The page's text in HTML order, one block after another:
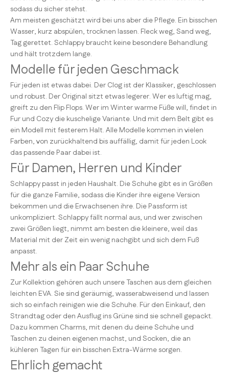
sodass du sicher stehst.
Am meisten geschätzt wird bei uns aber die Pflege. Ein bisschen
Wasser, kurz abspülen, trocknen lassen. Fleck weg, Sand weg,
Tag gerettet. Schlappy braucht keine besondere Behandlung
und hält trotzdem lange.
Modelle für jeden Geschmack
Für jeden ist etwas dabei. Der Clog ist der Klassiker, geschlossen
und robust. Der Original sitzt etwas legerer. Wer es luftig mag,
greift zu den Flip Flops. Wer im Winter warme Füße will, findet in
Fur und Cozy die kuschelige Variante. Und mit dem Belt gibt es
ein Modell mit festerem Halt. Alle Modelle kommen in vielen
Farben, von zurückhaltend bis auffällig, damit für jeden Look
das passende Paar dabei ist.
Für Damen, Herren und Kinder
Schlappy passt in jeden Haushalt. Die Schuhe gibt es in Größen
für die ganze Familie, sodass die Kinder ihre eigene Version
bekommen und die Erwachsenen ihre. Die Passform ist
unkompliziert. Schlappy fällt normal aus, und wer zwischen
zwei Größen liegt, nimmt am besten die kleinere, weil das
Material mit der Zeit ein wenig nachgibt und sich dem Fuß
anpasst.
Mehr als ein Paar Schuhe
Zur Kollektion gehören auch unsere Taschen aus dem gleichen
leichten EVA. Sie sind geräumig, wasserabweisend und lassen
sich so einfach reinigen wie die Schuhe. Für den Einkauf, den
Strandtag oder den Ausflug ins Grüne sind sie schnell gepackt.
Dazu kommen Charms, mit denen du deine Schuhe und
Taschen zu deinen eigenen machst, und Socken, die an
kühleren Tagen für ein bisschen Extra-Wärme sorgen.
Ehrlich gemacht